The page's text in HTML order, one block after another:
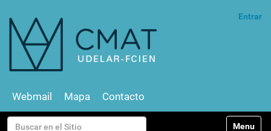
Buscar
Entrar
Webmail Mapa Contacto
Toggle